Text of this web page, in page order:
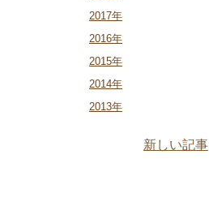
2017年
2016年
2015年
2014年
2013年
新しい記事